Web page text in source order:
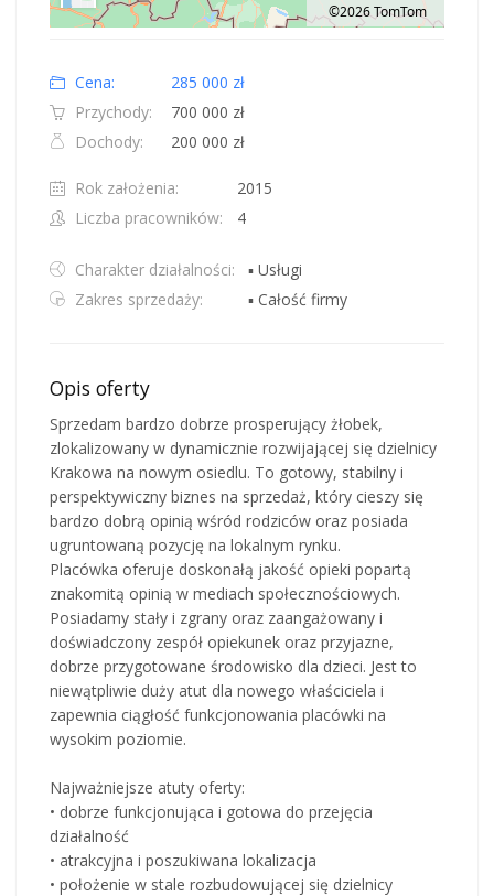
Road
©2026 TomTom
Cena:
285 000 zł
Przychody:
700 000 zł
Dochody:
200 000 zł
Rok założenia:
2015
Liczba pracowników:
4
Charakter działalności:
▪ Usługi
Zakres sprzedaży:
▪ Całość firmy
Opis oferty
Sprzedam bardzo dobrze prosperujący żłobek,
zlokalizowany w dynamicznie rozwijającej się dzielnicy
Krakowa na nowym osiedlu. To gotowy, stabilny i
perspektywiczny biznes na sprzedaż, który cieszy się
bardzo dobrą opinią wśród rodziców oraz posiada
ugruntowaną pozycję na lokalnym rynku.
Placówka oferuje doskonałą jakość opieki popartą
znakomitą opinią w mediach społecznościowych.
Posiadamy stały i zgrany oraz zaangażowany i
doświadczony zespół opiekunek oraz przyjazne,
dobrze przygotowane środowisko dla dzieci. Jest to
niewątpliwie duży atut dla nowego właściciela i
zapewnia ciągłość funkcjonowania placówki na
wysokim poziomie.
Najważniejsze atuty oferty:
• dobrze funkcjonująca i gotowa do przejęcia
działalność
• atrakcyjna i poszukiwana lokalizacja
• położenie w stale rozbudowującej się dzielnicy